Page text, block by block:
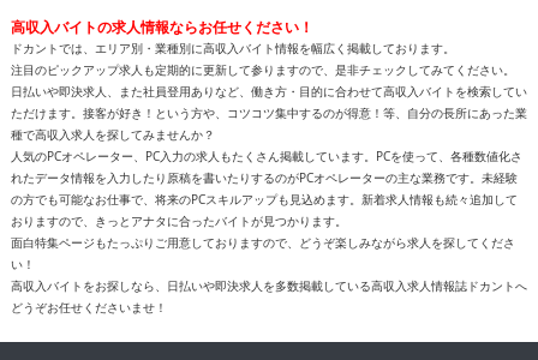
高収入バイトの求人情報ならお任せください！
ドカントでは、エリア別・業種別に高収入バイト情報を幅広く掲載しております。
注目のピックアップ求人も定期的に更新して参りますので、是非チェックしてみてください。
日払いや即決求人、また社員登用ありなど、働き方・目的に合わせて高収入バイトを検索してい
ただけます。接客が好き！という方や、コツコツ集中するのが得意！等、自分の長所にあった業
種で高収入求人を探してみませんか？
人気のPCオペレーター、PC入力の求人もたくさん掲載しています。PCを使って、各種数値化さ
れたデータ情報を入力したり原稿を書いたりするのがPCオペレーターの主な業務です。未経験
の方でも可能なお仕事で、将来のPCスキルアップも見込めます。新着求人情報も続々追加して
おりますので、きっとアナタに合ったバイトが見つかります。
面白特集ページもたっぷりご用意しておりますので、どうぞ楽しみながら求人を探してくださ
い！
高収入バイトをお探しなら、日払いや即決求人を多数掲載している高収入求人情報誌ドカントへ
どうぞお任せくださいませ！